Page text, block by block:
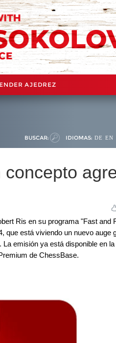
AJEDREZ
BUSCAR: IDIOMAS: DE EN
Ris en su programa "Fast and
que está viviendo un nuevo auge
emisión ya está disponible en
de ChessBase.